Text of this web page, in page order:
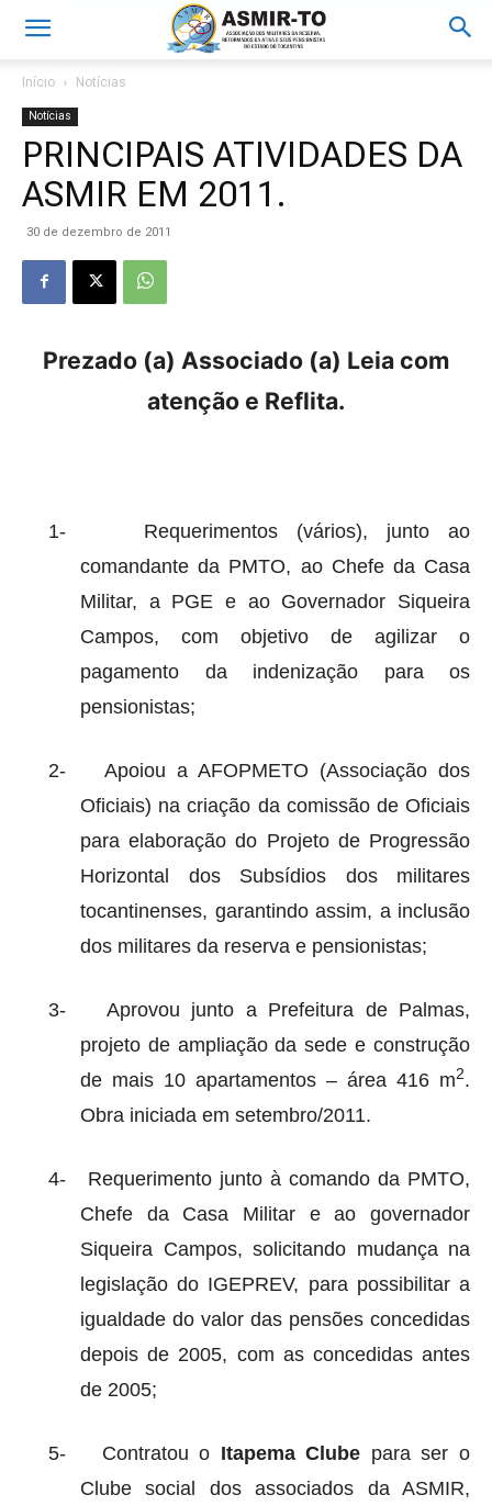
Início Notícias
Notícias
PRINCIPAIS ATIVIDADES DA
ASMIR EM 2011.
30 de dezembro de 2011
Prezado (a) Associado (a) Leia com
atenção e Reflita.
1-
Requerimentos (vários), junto ao
comandante da PMTO, ao Chefe da Casa
Militar, a PGE e ao Governador Siqueira
Campos, com objetivo de agilizar o
pagamento da indenização para os
pensionistas;
2-
Apoiou a AFOPMETO (Associação dos
Oficiais) na criação da comissão de Oficiais
para elaboração do Projeto de Progressão
Horizontal dos Subsídios dos militares
tocantinenses, garantindo assim, a inclusão
dos militares da reserva e pensionistas;
3-
Aprovou junto a Prefeitura de Palmas,
projeto de ampliação da sede e construção
de mais 10 apartamentos – área 416 m2.
Obra iniciada em setembro/2011.
4-
Requerimento junto à comando da PMTO,
Chefe da Casa Militar e ao governador
Siqueira Campos, solicitando mudança na
legislação do IGEPREV, para possibilitar a
igualdade do valor das pensões concedidas
depois de 2005, com as concedidas antes
de 2005;
5- Contratou o Itapema Clube para ser o
Clube social dos associados da ASMIR,